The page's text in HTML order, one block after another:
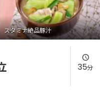
スタミナ絶品豚汁
35分